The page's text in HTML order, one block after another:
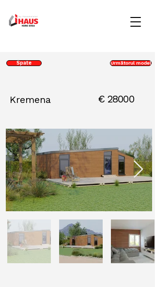
Spate Următorul model
Kremena € 28000